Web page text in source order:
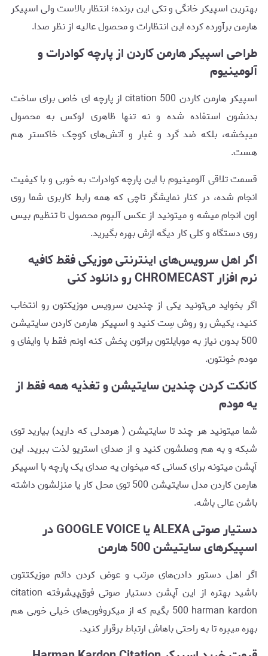
بهترین اسپیکر خانگی و تکی این برنده؛ انتظار بالاست ولی اسپیکر
هارمن برآورده کرده این انتظارات و محصول عالیه از نظر صدا.
طراحی اسپیکر هارمن کاردن از پارچه کوادرات و
آلومینیوم
اسپیکر هارمن کاردن citation 500 از پارچه ای خاص برای ساخت
بدنشون استفاده شده و نه تنها ظاهری لوکس به محصول
میبخشه، بلکه ضد گرد و غبار و آتش‌های کوچک خاکستر هم
هست.
قسمت تلاقی آلومینیوم با این پارچه کوادرات به خوبی و با کیفیت
انجام شده، در کنار نمایشگر تاچی که همه رابط کاربری شما روی
اون انجام میشه و میتونید از عکس آلبوم محصول تا تنظیم بیس
روی دستگاه و کلی کار دیگه ازش بهره بگیرید.
اگر اهل سرویس‌های اینترنتی موزیکی فقط کافیه
نرم افزار CHROMECAST رو دانلود کنی
اگر بخواید می‌تونید یکی از چندین سرویس موزیکتون رو انتخاب
کنید، یکیش رو روش سِت کنید و اسپیکر هارمن کاردن سایتیشن
500 بدون نیاز به موبایلتون براتون پخش کنه اونم فقط با وایفای و
مودم خونتون.
کانکت کردن چندین سایتیشن و تغذیه همه فقط از
یه مودم
شما میتونید هر چند تا سایتیشن ( هرمدلی که دارید) بیارید توی
شبکه و به هم وصلشون کنید و از صدای استریو لذت ببرید. این
آپشن میتونه برای کسانی که میخوان یه صدای یک پارچه با اسپیکر
هارمن کاردن مدل سایتیشن 500 توی محل کار یا منزلشون داشته
باشن عالی باشه.
دستیار صوتی ALEXA یا GOOGLE VOICE در
اسپیکرهای سایتیشن 500 هارمن
اگر اهل دستور دادن‌های مرتب و عوض کردن دائم موزیکتتون
باشید بهتره از این آپشن دستیار صوتی فوق‌پیشرفته citation
500 harman kardon بگیم که از میکروفون‌های خیلی خوبی هم
بهره میبره تا به راحتی باهاش ارتباط برقرار کنید.